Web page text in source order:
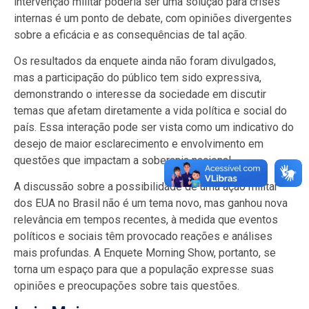
internas é um ponto de debate, com opiniões divergentes
sobre a eficácia e as consequências de tal ação.
Os resultados da enquete ainda não foram divulgados,
mas a participação do público tem sido expressiva,
demonstrando o interesse da sociedade em discutir
temas que afetam diretamente a vida política e social do
país. Essa interação pode ser vista como um indicativo do
desejo de maior esclarecimento e envolvimento em
questões que impactam a soberania nacional.
A discussão sobre a possibilidade de uma ação militar
dos EUA no Brasil não é um tema novo, mas ganhou nova
relevância em tempos recentes, à medida que eventos
políticos e sociais têm provocado reações e análises
mais profundas. A Enquete Morning Show, portanto, se
torna um espaço para que a população expresse suas
opiniões e preocupações sobre tais questões.